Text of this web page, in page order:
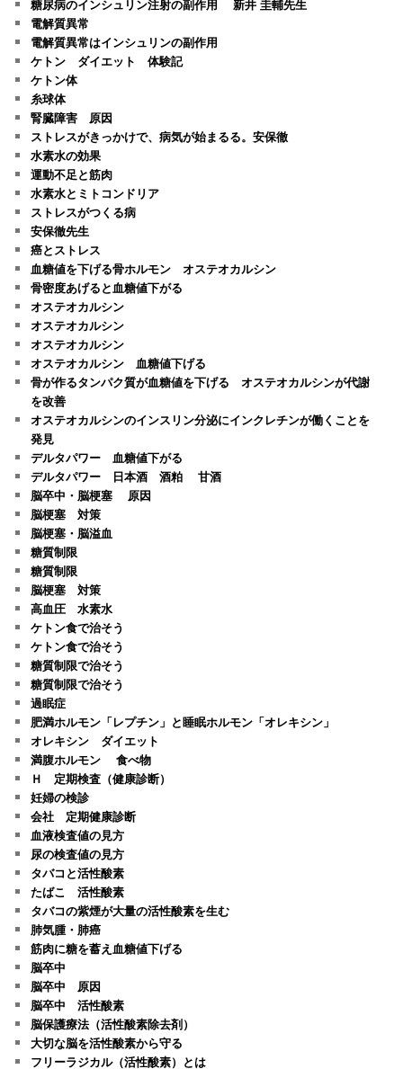
糖尿病のインシュリン注射の副作用 新井 圭輔先生
電解質異常
電解質異常はインシュリンの副作用
ケトン ダイエット 体験記
ケトン体
糸球体
腎臓障害 原因
ストレスがきっかけで、病気が始まるる。安保徹
水素水の効果
運動不足と筋肉
水素水とミトコンドリア
ストレスがつくる病
安保徹先生
癌とストレス
血糖値を下げる骨ホルモン オステオカルシン
骨密度あげると血糖値下がる
オステオカルシン
オステオカルシン
オステオカルシン
オステオカルシン 血糖値下げる
骨が作るタンパク質が血糖値を下げる オステオカルシンが代謝
を改善
オステオカルシンのインスリン分泌にインクレチンが働くことを
発見
デルタパワー 血糖値下がる
デルタパワー 日本酒 酒粕 甘酒
脳卒中・脳梗塞 原因
脳梗塞 対策
脳梗塞・脳溢血
糖質制限
糖質制限
脳梗塞 対策
高血圧 水素水
ケトン食で治そう
ケトン食で治そう
糖質制限で治そう
糖質制限で治そう
過眠症
肥満ホルモン「レプチン」と睡眠ホルモン「オレキシン」
オレキシン ダイエット
満腹ホルモン 食べ物
Ｈ 定期検査（健康診断）
妊婦の検診
会社 定期健康診断
血液検査値の見方
尿の検査値の見方
タバコと活性酸素
たばこ 活性酸素
タバコの紫煙が大量の活性酸素を生む
肺気腫・肺癌
筋肉に糖を蓄え血糖値下げる
脳卒中
脳卒中 原因
脳卒中 活性酸素
脳保護療法（活性酸素除去剤）
大切な脳を活性酸素から守る
フリーラジカル（活性酸素）とは